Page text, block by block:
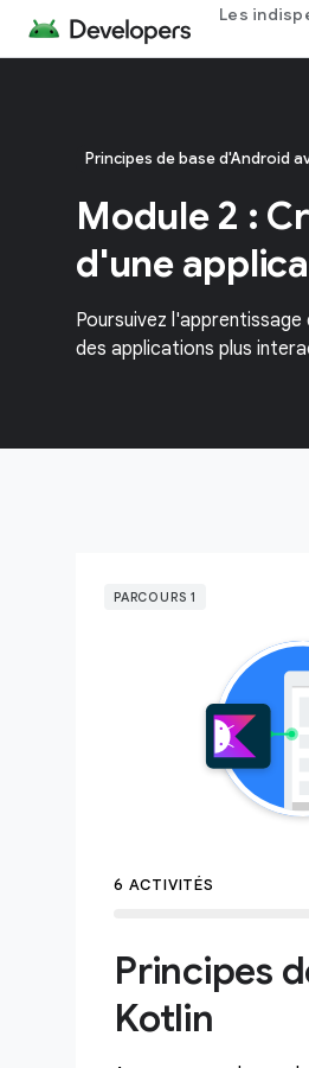
Les
Principes de base d'Android
Module 2 :
d'une
Poursuivez
des applications plus
PARCOURS 1
6 ACTIVITÉS
Principes
Kotlin